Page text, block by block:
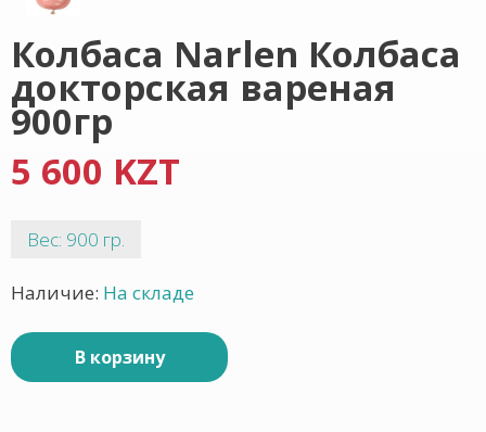
Колбаса Narlen Колбаса
докторская вареная
900гр
5 600 KZT
Вес: 900 гр.
Наличие: На складе
В корзину